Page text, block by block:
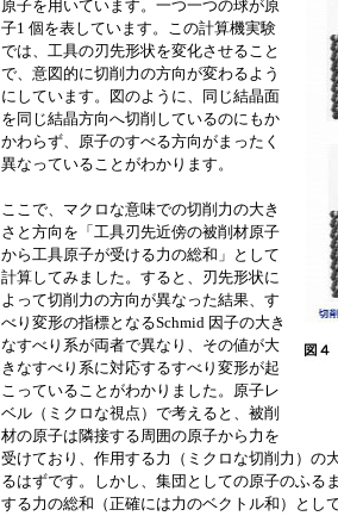
原子を用いています。一つ一つの球が原
子1 個を表しています。この計算機実験
では、工具の刃先形状を変化させること
で、意図的に切削力の方向が変わるよう
にしています。図のように、同じ結晶面
を同じ結晶方向へ切削しているのにもか
かわらず、原子のすべる方向がまったく
異なっていることがわかります。
ここで、マクロな意味での切削力の大き
さと方向を「工具刃先近傍の被削材原子
から工具原子が受ける力の総和」として
計算してみました。すると、刃先形状に
よって切削力の方向が異なった結果、す
べり変形の指標となるSchmid 因子の大き
なすべり系が両者で異なり、その値が大
きなすべり系に対応するすべり変形が起
こっていることがわかりました。原子レ
ベル（ミクロな視点）で考えると、被削
材の原子は隣接する周囲の原子から力を
受けており、作用する力（ミクロな切削力）の
るはずです。しかし、集団としての原子のふる
する力の総和（正確には力のベクトル和）とし